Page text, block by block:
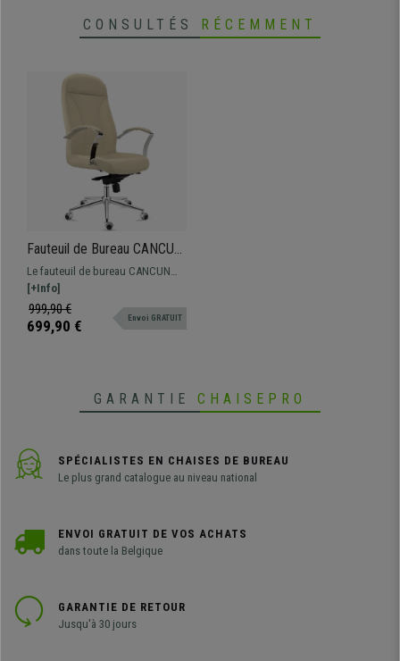
CONSULTÉS RÉCEMMENT
Fauteuil de Bureau CANCUN,
Rembourrage Épais, Dossier
Haut, en Tissu Crème
Le fauteuil de bureau CANCUN
est très confortable grâce à son
rembourrage à haute densité et
ses formes ergonomiques, sans
[+Info]
999,90 €
699,90 € Envoi GRATUIT
GARANTIE CHAISEPRO
SPÉCIALISTES EN CHAISES DE BUREAU
Le plus grand catalogue au niveau national
ENVOI GRATUIT DE VOS ACHATS
dans toute la Belgique
GARANTIE DE RETOUR
Jusqu'à 30 jours